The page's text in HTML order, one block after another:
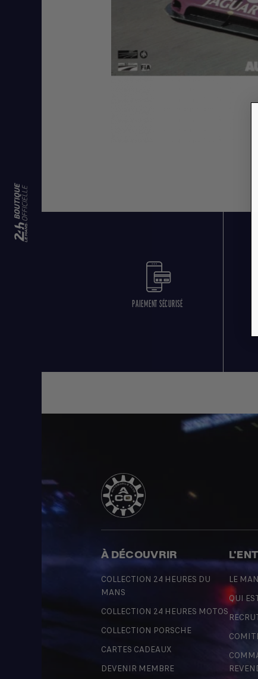
PAIEMENT SÉCURISÉ
À DÉCOUVRIR
COLLECTION 24 HEURES DU
MANS
COLLECTION 24 HEURES MOTOS
COLLECTION PORSCHE
CARTES CADEAUX
DEVENIR MEMBRE
LE
QUI